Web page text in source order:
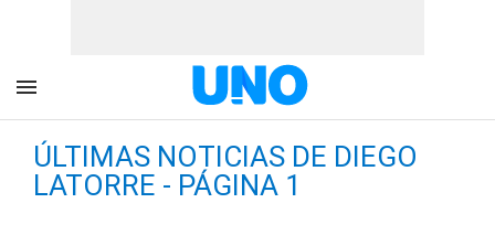
ÚLTIMAS NOTICIAS DE DIEGO
LATORRE - PÁGINA 1